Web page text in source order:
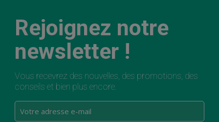
Rejoignez notre
newsletter !
Vous recevrez des nouvelles, des promotions, des
conseils et bien plus encore.